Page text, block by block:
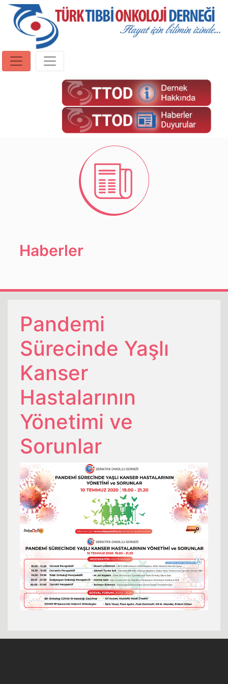
Haberler
Pandemi
Sürecinde Yaşlı
Kanser
Hastalarının
Yönetimi ve
Sorunlar